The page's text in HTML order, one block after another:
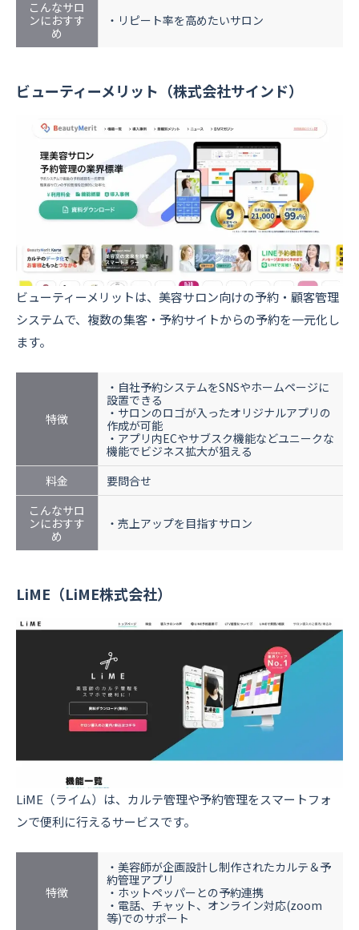
こんなサロ
ンにおすす
め
・リピート率を高めたいサロン
ビューティーメリット（株式会社サインド）
ビューティーメリットは、美容サロン向けの予約・顧客管理
システムで、複数の集客・予約サイトからの予約を一元化し
ます。
特徴
・自社予約システムをSNSやホームページに
設置できる
・サロンのロゴが入ったオリジナルアプリの
作成が可能
・アプリ内ECやサブスク機能などユニークな
機能でビジネス拡大が狙える
料金
要問合せ
こんなサロ
ンにおすす
め
・売上アップを目指すサロン
LiME（LiME株式会社）
LiME（ライム）は、カルテ管理や予約管理をスマートフォ
ンで便利に行えるサービスです。
特徴
・美容師が企画設計し制作されたカルテ＆予
約管理アプリ
・ホットペッパーとの予約連携
・電話、チャット、オンライン対応(zoom
等)でのサポート